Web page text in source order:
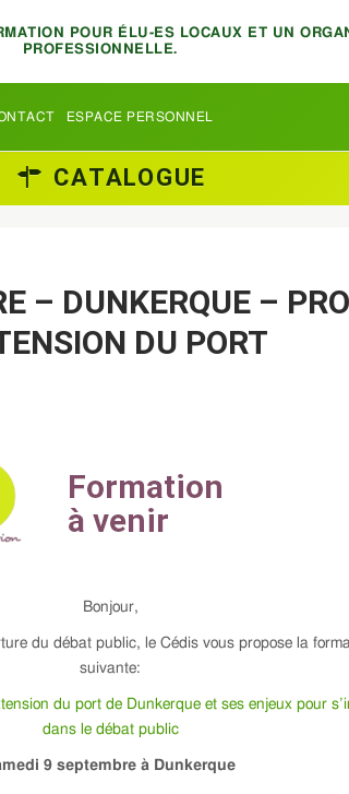
POUR ÉLU-ES LOCAUX ET UN
PROFESSIONNELLE.
ESPACE PERSONNEL
CATALOGUE
– DUNKERQUE –
DU PORT
Bonjour,
du débat public, le Cédis vous propose la
suivante:
du port de Dunkerque et ses enjeux pour
dans le débat public
9 septembre à Dunkerque